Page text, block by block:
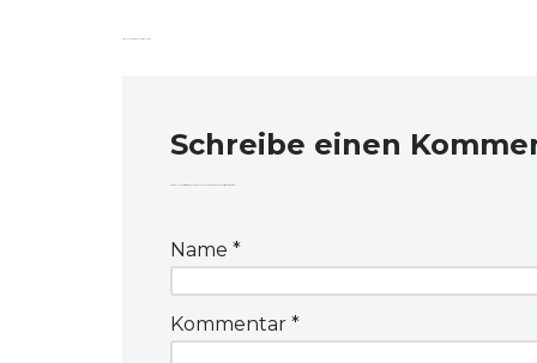
Schreibe einen
Name *
Kommentar *